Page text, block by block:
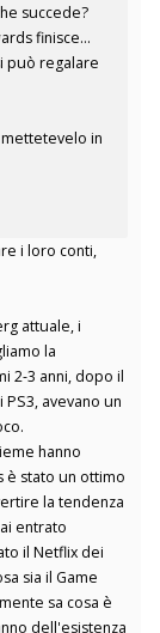
succede?
finisce...
può regalare
in
i loro conti,
attuale, i
la
2-3 anni, dopo il
avevano un
hanno
è stato un ottimo
la tendenza
entrato
il Netflix dei
sia il Game
sa cosa è
dell'esistenza